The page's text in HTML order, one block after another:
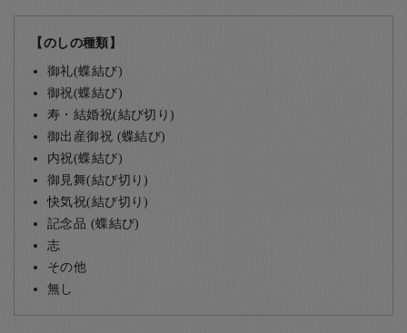
【のしの種類】
御礼(蝶結び)
御祝(蝶結び)
寿・結婚祝(結び切り)
御出産御祝 (蝶結び)
内祝(蝶結び)
御見舞(結び切り)
快気祝(結び切り)
記念品 (蝶結び)
志
その他
無し